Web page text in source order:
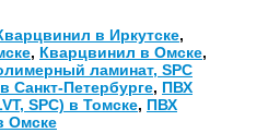
в Иркутске,
, Кварцвинил в Омске,
ламинат, SPC
Санкт-Петербурге, ПВХ
SPC) в Томске, ПВХ
Омске